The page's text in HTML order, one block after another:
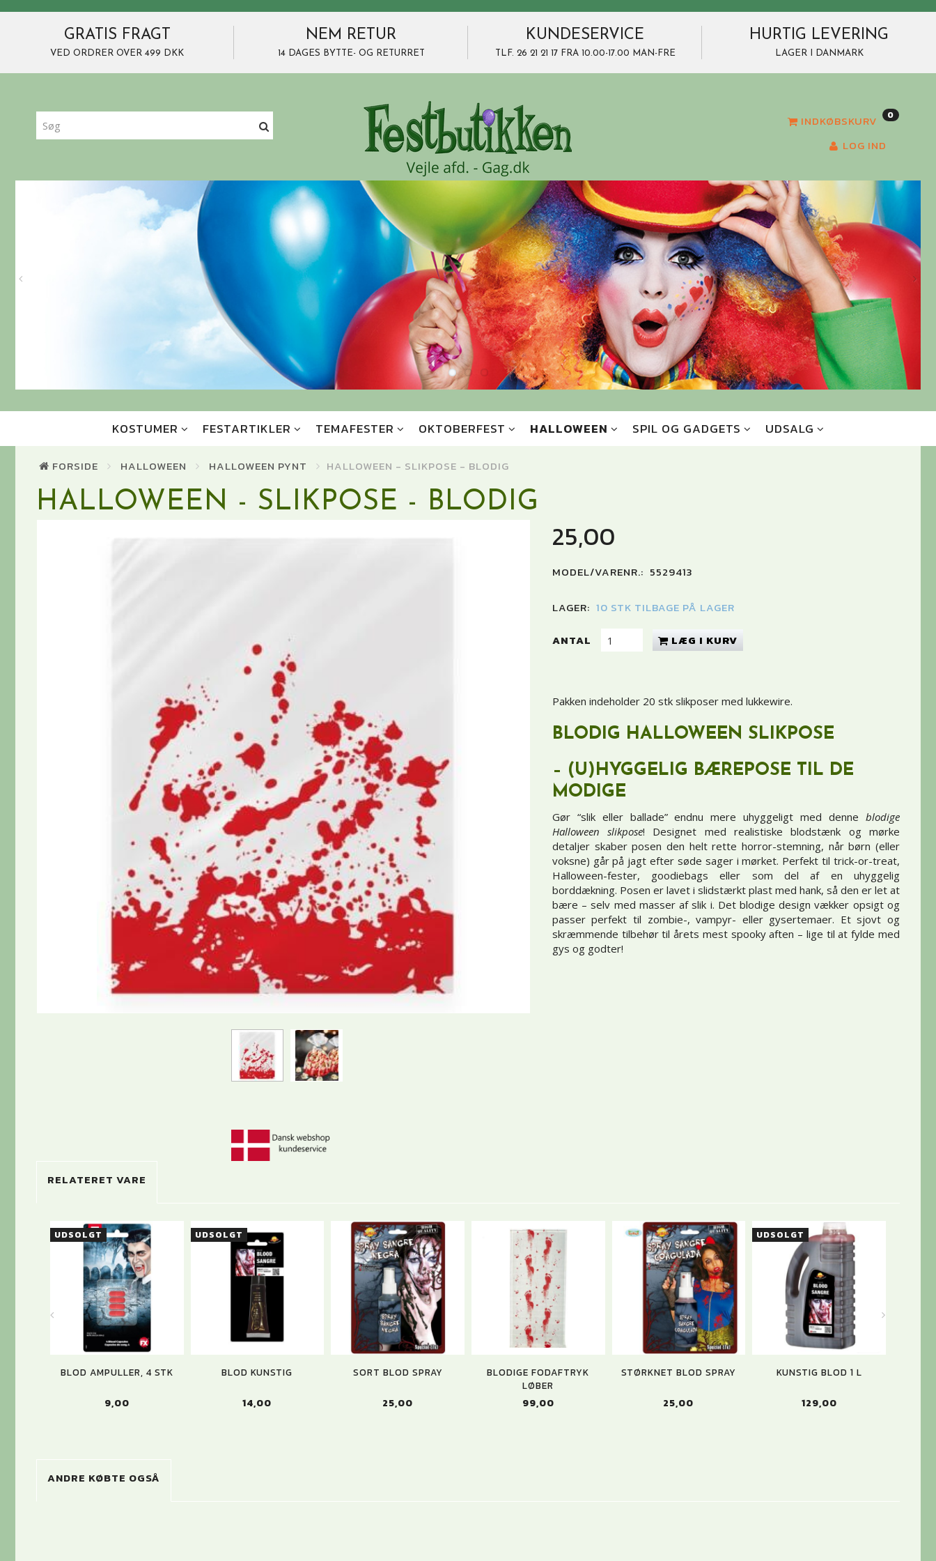
GRATIS FRAGT
VED ORDRER OVER 499 DKK
NEM RETUR
14 DAGES BYTTE- OG RETURRET
KUNDESERVICE
TLF. 26 21 21 17 FRA 10.00-17.00 MAN-FRE
HURTIG LEVERING
LAGER I DANMARK
INDKØBSKURV 0
LOG IND
KOSTUMER FESTARTIKLER TEMAFESTER OKTOBERFEST HALLOWEEN SPIL OG GADGETS UDSALG
FORSIDE HALLOWEEN HALLOWEEN PYNT HALLOWEEN - SLIKPOSE - BLODIG
HALLOWEEN - SLIKPOSE - BLODIG
25,00
MODEL/VARENR.: 5529413
LAGER: 10 STK TILBAGE PÅ LAGER
ANTAL LÆG I KURV
Pakken indeholder 20 stk slikposer med lukkewire.
BLODIG HALLOWEEN SLIKPOSE
– (U)HYGGELIG BÆREPOSE TIL DE
MODIGE
Gør “slik eller ballade” endnu mere uhyggeligt med denne blodige
Halloween slikpose! Designet med realistiske blodstænk og mørke
detaljer skaber posen den helt rette horror-stemning, når børn (eller
voksne) går på jagt efter søde sager i mørket. Perfekt til trick-or-treat,
Halloween-fester, goodiebags eller som del af en uhyggelig
borddækning. Posen er lavet i slidstærkt plast med hank, så den er let at
bære – selv med masser af slik i. Det blodige design vækker opsigt og
passer perfekt til zombie-, vampyr- eller gysertemaer. Et sjovt og
skræmmende tilbehør til årets mest spooky aften – lige til at fylde med
gys og godter!
RELATERET VARE
UDSOLGT
BLOD AMPULLER, 4 STK
9,00
UDSOLGT
BLOD KUNSTIG
14,00
SORT BLOD SPRAY
25,00
BLODIGE FODAFTRYK
LØBER
99,00
STØRKNET BLOD SPRAY
25,00
UDSOLGT
KUNSTIG BLOD 1 L
129,00
ANDRE KØBTE OGSÅ